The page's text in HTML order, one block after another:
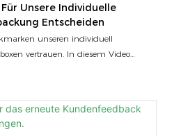
Unsere Individuelle
Entscheiden
unseren individuell
vertrauen. In diesem Video
und unserem schnellen,
individuell gestalteten
entwickelt, um die
den Markenwert zu steigern und